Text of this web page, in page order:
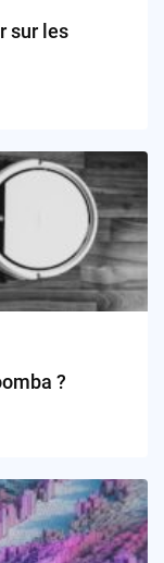
sur les
?